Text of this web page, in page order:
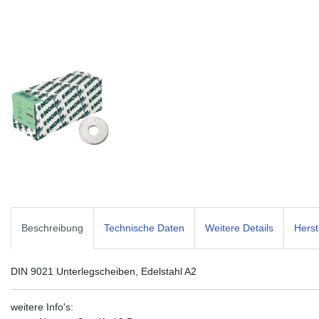
Beschreibung Technische Daten Weitere Details
DIN 9021 Unterlegscheiben, Edelstahl A2
weitere Info's: